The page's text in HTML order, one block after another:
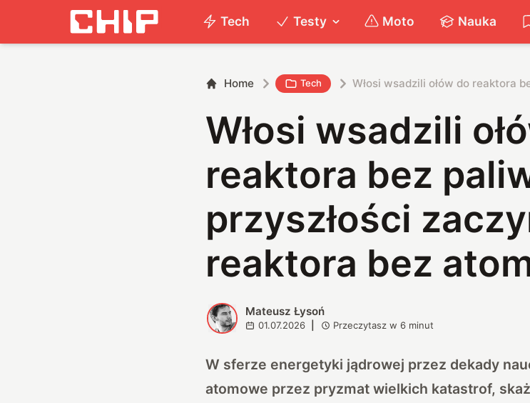
Tech Testy Moto Nauka
Home Tech Włosi wsadzili ołów do reaktora
Włosi wsadzili
reaktora bez
przyszłości
reaktora bez
M Mateusz Łysoń
01.07.2026 Przeczytasz w6 minut
W sferze energetyki jądrowej przez dekady
atomowe przez pryzmat wielkich katastrof,